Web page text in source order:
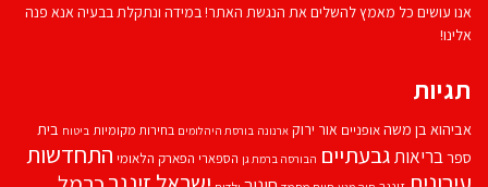
אנו עושים כל מאמץ להשלים את הנגשת האתר! במידה ונתקלת בבעיה אנא פנה
אלינו!
תגיות
אביהוא בן משהאופניים אור ירוק ארנונה בורסת היהלומים בחירות מקומיות ביטוח בית
ספרבריאותגבעתיים הבורסה ברמת גן הספארי הפארק הלאומי התחדשות